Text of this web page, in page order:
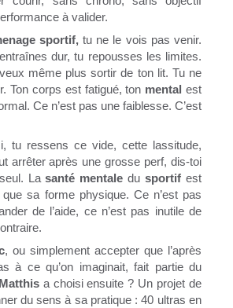
à valider.
sportif,tu ne le vois pas venir.
dur, tu repousses les limites.
même plus sortir de ton lit. Tu ne
Ton corps est fatigué, ton mental est
Ce n’est pas une faiblesse. C’est
tu ressens ce vide, cette lassitude,
arrêter après une grosse perf, dis-toi
Lasanté mentale dusportif est
sa forme physique. Ce n’est pas
de l’aide, ce n’est pas inutile de
, ou simplement accepter que l’après
à ce qu’on imaginait, fait partie du
Matthisa choisi ensuite ? Un projet de
du sens à sa pratique : 40 ultras en